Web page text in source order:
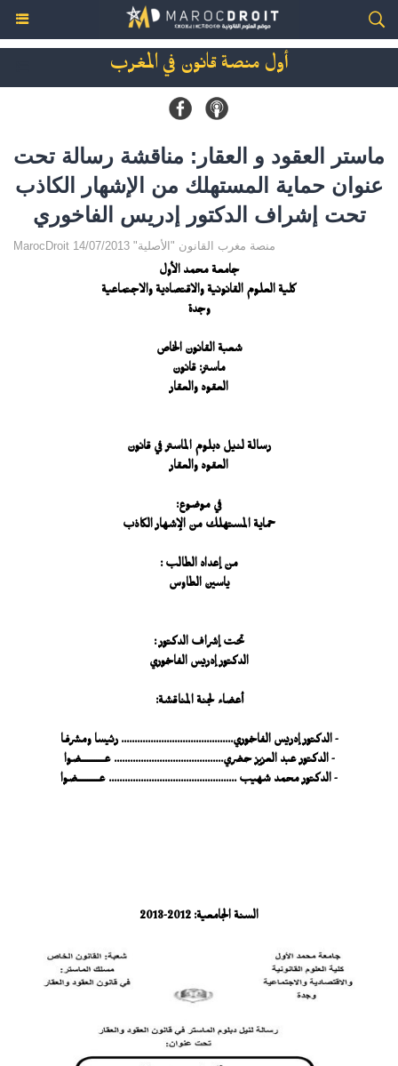
أول منصة قانون في المغرب
ماستر العقود و العقار: مناقشة رسالة تحت
عنوان حماية المستهلك من الإشهار الكاذب
تحت إشراف الدكتور إدريس الفاخوري
MarocDroit منصة مغرب القانون "الأصلية" 14/07/2013
جامعة محمد الأول
كلية العلوم القانونية والاقتصادية والاجتماعية
وجدة
شعبة القانون الخاص
ماستر: قانون
العقود والعقار
رسالة لنيل دبلوم الماستر في قانون
العقود والعقار
في موضوع:
حماية المستهلك من الإشهار الكاذب
من إعداد الطالب :
ياسين الطاوس
تحت إشراف الدكتور :
الدكتور إدريس الفاخوري
أعضاء لجنة المناقشة:
- الدكتور إدريس الفاخوري.......................................... رئيسا ومشرفـا
- الدكتور عبد العزيز حضري......................................... عـــــــــــــضوا
- الدكتور محمد شهيب ................................................ عــــــــــــضوا
السنة الجامعية: 2012-2013